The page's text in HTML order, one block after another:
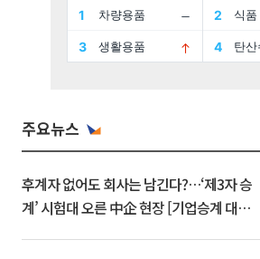
주요뉴스
후계자 없어도 회사는 남긴다?…‘제3자 승
계’ 시험대 오른 中企 현장 [기업승계 대전